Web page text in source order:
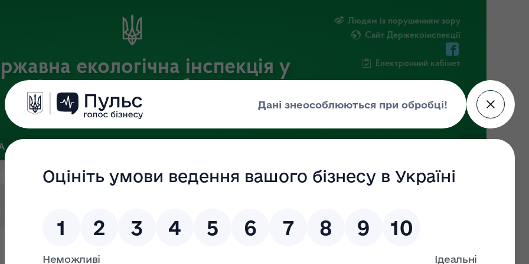
екологічна інспекція у
Хмельницькій області
Офіційний веб-портал
Людям із порушенням зору
Сайт Держекоінспекції
Електронний кабінет